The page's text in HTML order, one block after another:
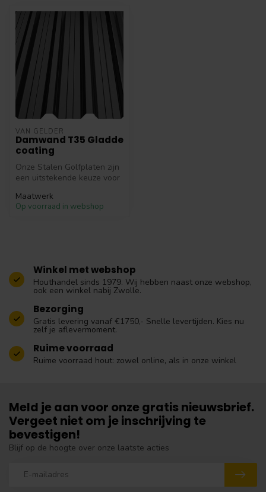
VAN GELDER
Damwand T35 Gladde
coating
Onze Stalen Golfplaten zijn
een uitstekende keuze voor
Maatwerk
Op voorraad in webshop
Winkel met webshop
Houthandel sinds 1979. Wij hebben naast onze webshop,
ook een winkel nabij Zwolle.
Bezorging
Gratis levering vanaf €1750,- Snelle levertijden. Kies nu
zelf je aflevermoment.
Ruime voorraad
Ruime voorraad hout: zowel online, als in onze winkel
Meld je aan voor onze gratis nieuwsbrief.
Vergeet niet om je inschrijving te
bevestigen!
Blijf op de hoogte over onze laatste acties